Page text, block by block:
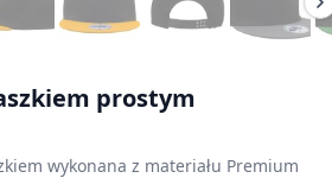
prostym
wykonana z materiału Premium